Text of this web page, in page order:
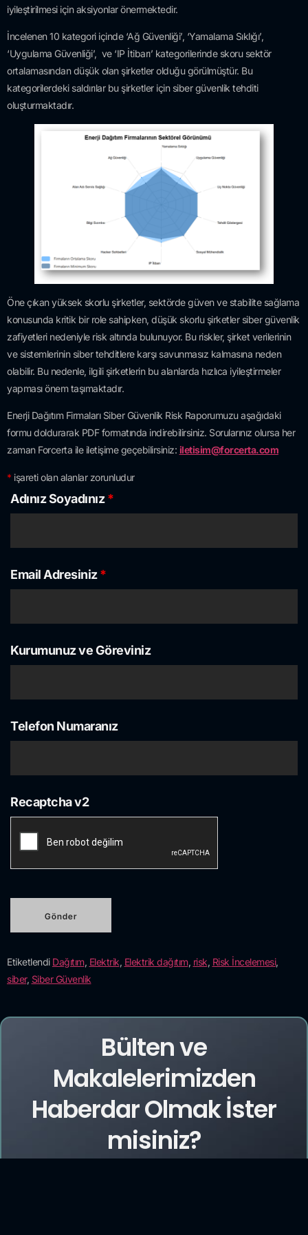
iyileştirilmesi için aksiyonlar önermektedir.
İncelenen 10 kategori içinde ‘Ağ Güvenliği’, ‘Yamalama Sıklığı’,
‘Uygulama Güvenliği’, ve ‘IP İtibarı’ kategorilerinde skoru sektör
ortalamasından düşük olan şirketler olduğu görülmüştür. Bu
kategorilerdeki saldırılar bu şirketler için siber güvenlik tehditi
oluşturmaktadır.
Öne çıkan yüksek skorlu şirketler, sektörde güven ve stabilite sağlama
konusunda kritik bir role sahipken, düşük skorlu şirketler siber güvenlik
zafiyetleri nedeniyle risk altında bulunuyor. Bu riskler, şirket verilerinin
ve sistemlerinin siber tehditlere karşı savunmasız kalmasına neden
olabilir. Bu nedenle, ilgili şirketlerin bu alanlarda hızlıca iyileştirmeler
yapması önem taşımaktadır.
Enerji Dağıtım Firmaları Siber Güvenlik Risk Raporumuzu aşağıdaki
formu doldurarak PDF formatında indirebilirsiniz. Sorularınız olursa her
zaman Forcerta ile iletişime geçebilirsiniz: iletisim@forcerta.com
* işareti olan alanlar zorunludur
Adınız Soyadınız*
Email Adresiniz*
Kurumunuz ve Göreviniz
Telefon Numaranız
Recaptcha v2
Etiketlendi Dağıtım, Elektrik, Elektrik dağıtım, risk, Risk İncelemesi,
siber, Siber Güvenlik
Bülten ve
Makalelerimizden
Haberdar Olmak İster
misiniz?